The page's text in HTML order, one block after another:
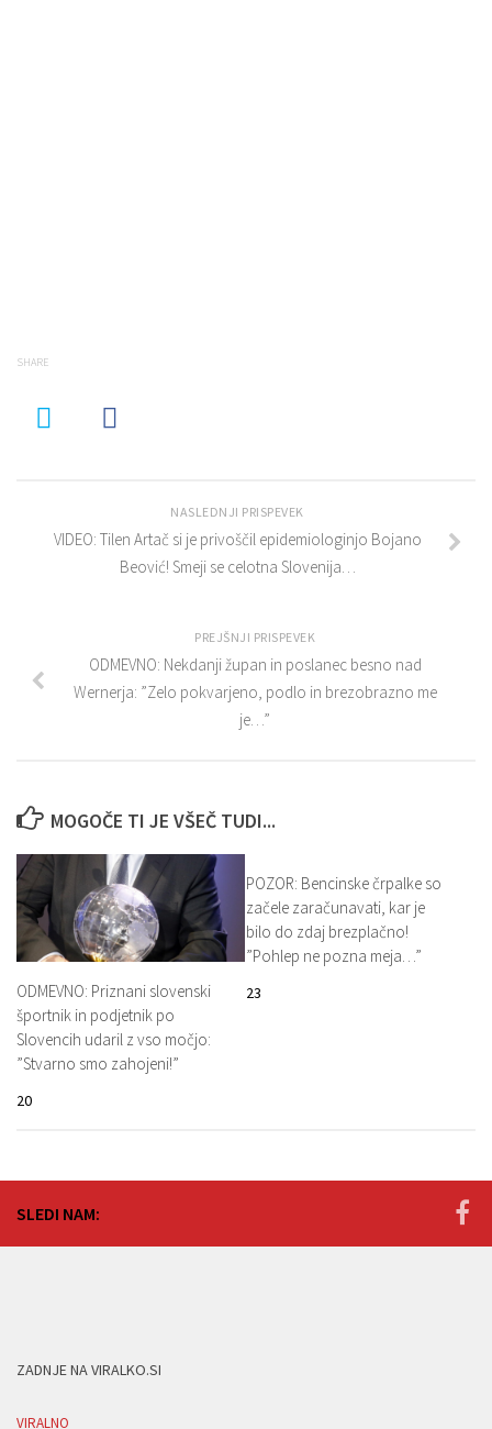
SHARE
NASLEDNJI PRISPEVEK
VIDEO: Tilen Artač si je privoščil epidemiologinjo Bojano
Beović! Smeji se celotna Slovenija…
PREJŠNJI PRISPEVEK
ODMEVNO: Nekdanji župan in poslanec besno nad
Wernerja: ”Zelo pokvarjeno, podlo in brezobrazno me
je…”
MOGOČE TI JE VŠEČ TUDI...
ODMEVNO: Priznani slovenski
športnik in podjetnik po
Slovencih udaril z vso močjo:
”Stvarno smo zahojeni!”
20
POZOR: Bencinske črpalke so
začele zaračunavati, kar je
bilo do zdaj brezplačno!
”Pohlep ne pozna meja…”
23
SLEDI NAM:
ZADNJE NA VIRALKO.SI
VIRALNO